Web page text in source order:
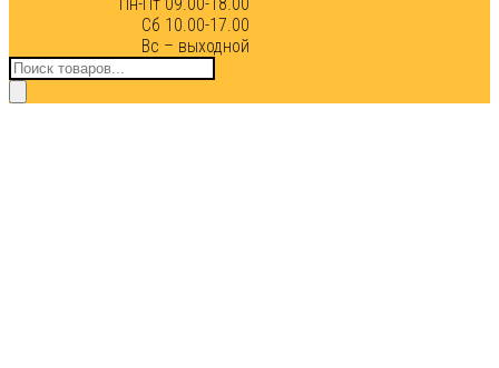
Сб 10.00-17.00
Вс – выходной
Поиск
товаров